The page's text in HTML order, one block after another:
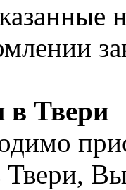
в Твери
Твери,